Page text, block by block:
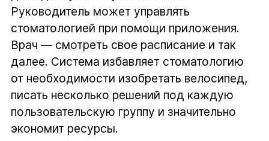
Руководитель может управлять
стоматологией при помощи приложения.
Врач — смотреть свое расписание и так
далее. Система избавляет стоматологию
от необходимости изобретать велосипед,
писать несколько решений под каждую
пользовательскую группу и значительно
экономит ресурсы.